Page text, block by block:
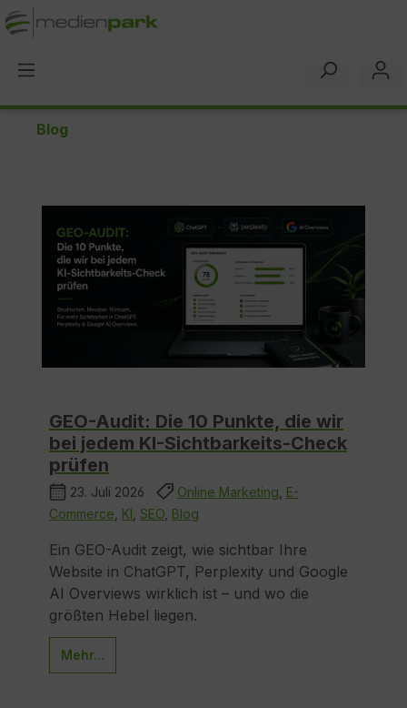
springen
Blog
GEO-Audit: Die 10 Punkte, die wir
bei jedem KI-Sichtbarkeits-Check
prüfen
23. Juli 2026 Online Marketing E-
Commerce KI SEO Blog
Ein GEO-Audit zeigt, wie sichtbar Ihre
Website in ChatGPT, Perplexity und Google
AI Overviews wirklich ist – und wo die
größten Hebel liegen.
Mehr...